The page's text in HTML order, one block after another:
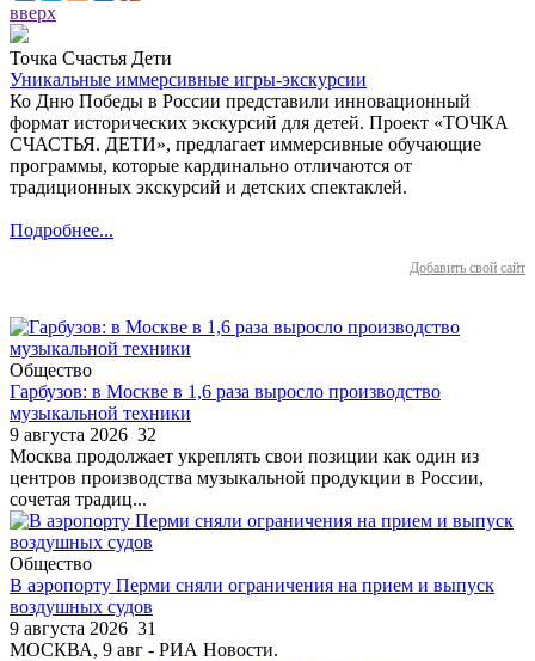
вверх
Точка Счастья Дети
Уникальные иммерсивные игры-экскурсии
Ко Дню Победы в России представили инновационный
формат исторических экскурсий для детей. Проект «ТОЧКА
СЧАСТЬЯ. ДЕТИ», предлагает иммерсивные обучающие
программы, которые кардинально отличаются от
традиционных экскурсий и детских спектаклей.
Подробнее...
Добавить свой сайт
Общество
Гарбузов: в Москве в 1,6 раза выросло производство
музыкальной техники
9 августа 2026 32
Москва продолжает укреплять свои позиции как один из
центров производства музыкальной продукции в России,
сочетая традиц...
Общество
В аэропорту Перми сняли ограничения на прием и выпуск
воздушных судов
9 августа 2026 31
МОСКВА, 9 авг - РИА Новости.